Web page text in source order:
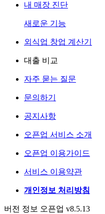
내 매장 진단
새로운 기능
외식업 창업 계산기
대출 비교
자주 묻는 질문
문의하기
공지사항
오픈업 서비스 소개
오픈업 이용가이드
서비스 이용약관
개인정보 처리방침
버전 정보 오픈업 v8.5.13